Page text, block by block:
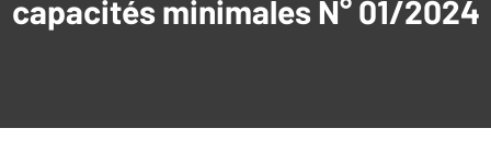
capacités minimales N° 01/2024